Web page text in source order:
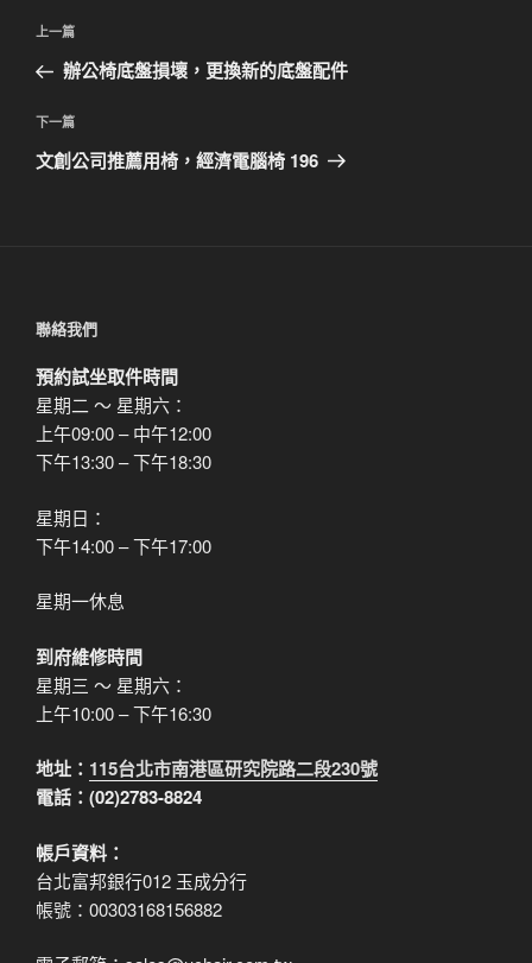
文
導
覽
上
一
文
章
上一篇
辦公椅底盤損壞，更換新的底盤配件
下
一
下一篇
文創公司推薦用椅，經濟電腦椅 196
聯絡我們
預約試坐取件時間
星期二 ～ 星期六：
上午09:00 – 中午12:00
下午13:30 – 下午18:30
星期日：
下午14:00 – 下午17:00
星期一休息
到府維修時間
星期三 ～ 星期六：
上午10:00 – 下午16:30
地址： 115台北市南港區研究院路二段230號
電話：(02)2783-8824
帳戶資料：
台北富邦銀行012 玉成分行
帳號：00303168156882